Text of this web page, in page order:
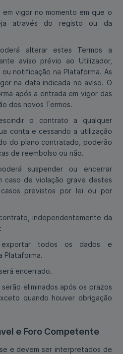
em vigor no momento em que o
através do registo ou da
alterar estes Termos a
aviso prévio ao Utilizador,
notificação na Plataforma. As
na data indicada no aviso. O
após a entrada em vigor das
dos novos Termos.
o contrato a qualquer
conta e cessando a utilização
do plano contratado, poderão
de reembolso ou não.
suspender ou encerrar
caso de violação grave destes
previstos por lei ou por
independentemente da
todos os dados e
Plataforma.
encerrado.
eliminados após os prazos
quando houver obrigação
e Foro Competente
se e devem ser interpretados de